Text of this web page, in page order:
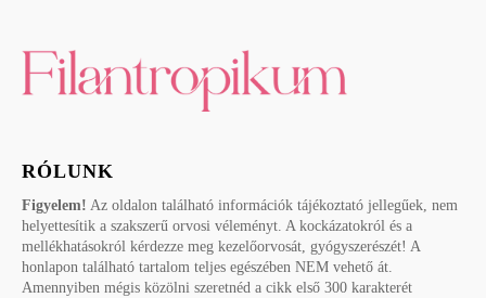
RÓLUNK
Figyelem! Az oldalon található információk tájékoztató jellegűek, nem
helyettesítik a szakszerű orvosi véleményt. A kockázatokról és a
mellékhatásokról kérdezze meg kezelőorvosát, gyógyszerészét! A
honlapon található tartalom teljes egészében NEM vehető át.
Amennyiben mégis közölni szeretnéd a cikk első 300 karakterét